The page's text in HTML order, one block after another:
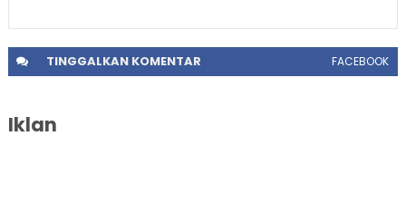
TINGGALKANKOMENTAR FACEBOOK
Iklan